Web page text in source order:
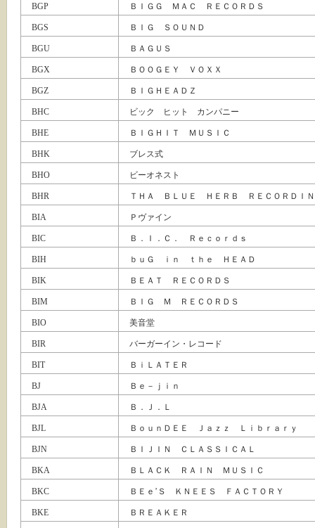
BGP ＢＩＧＧ ＭＡＣ ＲＥＣＯＲＤＳ
BGS ＢＩＧ ＳＯＵＮＤ
BGU ＢＡＧＵＳ
BGX ＢＯＯＧＥＹ ＶＯＸＸ
BGZ ＢＩＧＨＥＡＤＺ
BHC ビック ヒット カンパニー
BHE ＢＩＧＨＩＴ ＭＵＳＩＣ
BHK ブレス式
BHO ビーオネスト
BHR ＴＨＡ ＢＬＵＥ ＨＥＲＢ ＲＥＣＯＲＤＩ
BIA Ｐヴァイン
BIC Ｂ．Ｉ．Ｃ． Ｒｅｃｏｒｄｓ
BIH ｂｕＧ ｉｎ ｔｈｅ ＨＥＡＤ
BIK ＢＥＡＴ ＲＥＣＯＲＤＳ
BIM ＢＩＧ Ｍ ＲＥＣＯＲＤＳ
BIO 美音堂
BIR バーガーイン・レコード
BIT ＢｉＬＡＴＥＲ
BJ Ｂｅ－ｊｉｎ
BJA Ｂ．Ｊ．Ｌ
BJL ＢｏｕｎＤＥＥ Ｊａｚｚ Ｌｉｂｒａｒｙ
BJN ＢＩＪＩＮ ＣＬＡＳＳＩＣＡＬ
BKA ＢＬＡＣＫ ＲＡＩＮ ＭＵＳＩＣ
BKC ＢＥｅ’Ｓ ＫＮＥＥＳ ＦＡＣＴＯＲＹ
BKE ＢＲＥＡＫＥＲ